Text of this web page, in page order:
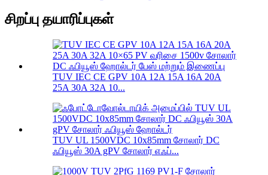
சிறப்பு தயாரிப்புகள்
TUV IEC CE GPV 10A 12A 15A 16A 20A
25A 30A 32A 10...
TUV UL 1500VDC 10x85mm சோலார் DC
ஃபியூஸ் 30A gPV சோலார் எஃப்...